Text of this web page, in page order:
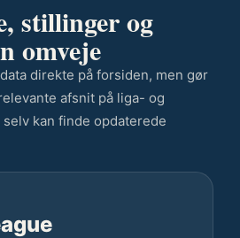
stillinger og
omveje
direkte på forsiden, men gør
afsnit på liga- og
kan finde opdaterede